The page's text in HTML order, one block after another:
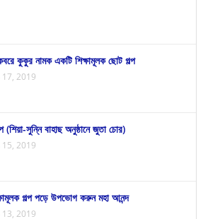
কুকুর নামক একটি শিক্ষামূলক ছোট গল্প
2019
(শিয়া-সুন্নি বাহাছ অনুষ্ঠানে জুতা চোর)
2019
গল্প পড়ে উপভোগ করুন মহা আনন্দ
2019